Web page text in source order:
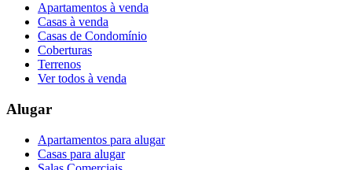
Apartamentos à venda
Casas à venda
Casas de Condomínio
Coberturas
Terrenos
Ver todos à venda
Alugar
Apartamentos para alugar
Casas para alugar